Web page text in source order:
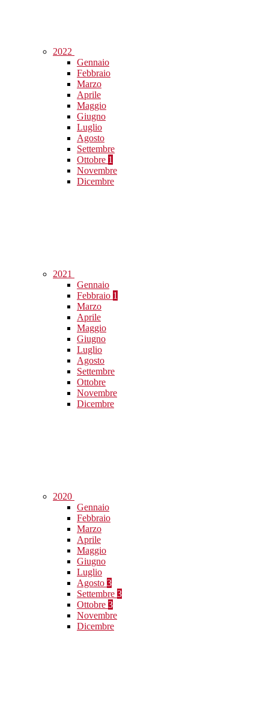
2022
Gennaio
Febbraio
Marzo
Aprile
Maggio
Giugno
Luglio
Agosto
Settembre
Ottobre 1
Novembre
Dicembre
2021
Gennaio
Febbraio 1
Marzo
Aprile
Maggio
Giugno
Luglio
Agosto
Settembre
Ottobre
Novembre
Dicembre
2020
Gennaio
Febbraio
Marzo
Aprile
Maggio
Giugno
Luglio
Agosto 3
Settembre 3
Ottobre 3
Novembre
Dicembre